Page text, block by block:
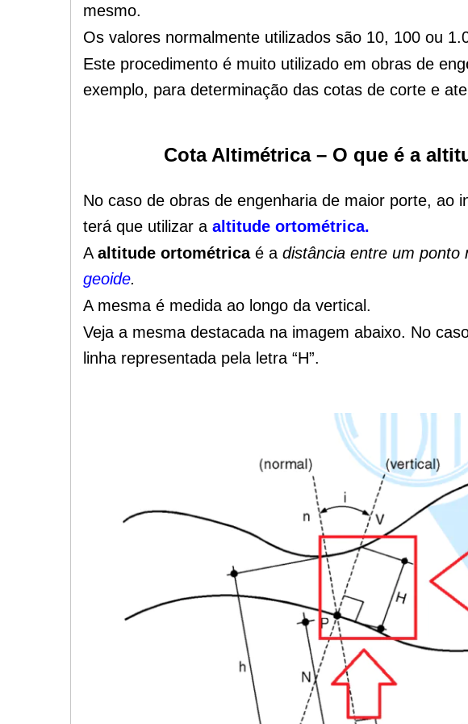
mesmo.
Os valores normalmente utilizados são 10, 100 ou
Este procedimento é muito utilizado em obras de
exemplo, para determinação das cotas de corte e
Cota Altimétrica – O que é a
No caso de obras de engenharia de maior porte, ao
terá que utilizar a altitude ortométrica.
A altitude ortométricaé a distância entre um
geoide.
A mesma é medida ao longo da vertical.
Veja a mesma destacada na imagem abaixo. No
linha representada pela letra “H”.